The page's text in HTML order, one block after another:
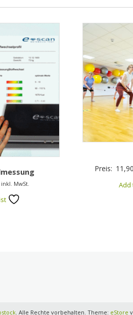
inkl. MwSt.
Preis: 11,90
Add
. Alle Rechte vorbehalten. Theme: eStore